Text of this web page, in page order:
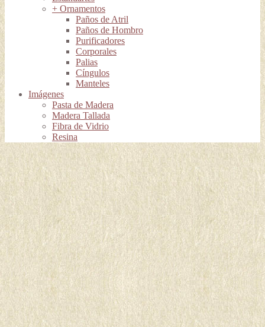
+ Ornamentos
Paños de Atril
Paños de Hombro
Purificadores
Corporales
Palias
Cíngulos
Manteles
Imágenes
Pasta de Madera
Madera Tallada
Fibra de Vidrio
Resina